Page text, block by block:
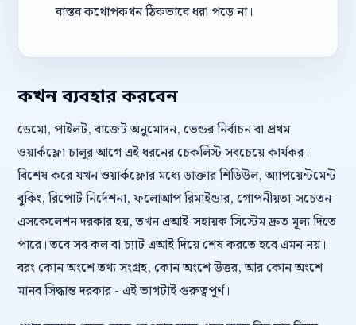
বাস্তব কথোপকথন ঠিকভাবে ধরা পড়ে না।
কখন ব্যবহার করবেন
ডেমো, পাইলট, বাজেট অনুমোদন, ভেন্ডর নির্বাচন বা প্রথম
ওয়ার্কফ্লো চালুর আগে এই ধরনের চেকলিস্ট সবচেয়ে কার্যকর।
বিশেষ করে যখন ওয়ার্কফ্লোর মধ্যে ডাক্তার শিডিউল, অ্যাপয়েন্টমেন্ট
বুকিং, রিপোর্ট নির্দেশনা, ফলোআপ রিমাইন্ডার, গোপনীয়তা-সচেতন
এসকেলেশন দরকার হয়, তখন এআই-সহায়ক সিস্টেম দ্রুত মূল্য দিতে
পারে। তবে সব কল বা চ্যাট এআই দিয়ে শেষ করতে হবে এমন নয়।
বরং কোন অংশে তথ্য সংগ্রহ, কোন অংশে উত্তর, আর কোন অংশে
মানব সিদ্ধান্ত দরকার - এই ভাগটাই গুরুত্বপূর্ণ।